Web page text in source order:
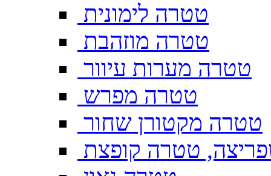
טטרה לימונית
טטרה מוזהבת
טטרה מערות עיוור
טטרה מפרש
טטרה מקטורן שחור
טטרה קופצת